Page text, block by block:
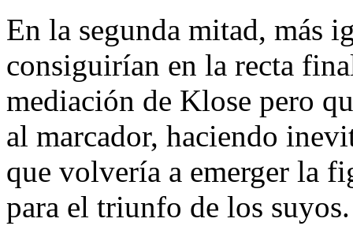
En la segunda mitad, más
consiguirían en la recta
mediación de Klose pero
al marcador, haciendo
que volvería a emerger la
para el triunfo de los suyos.